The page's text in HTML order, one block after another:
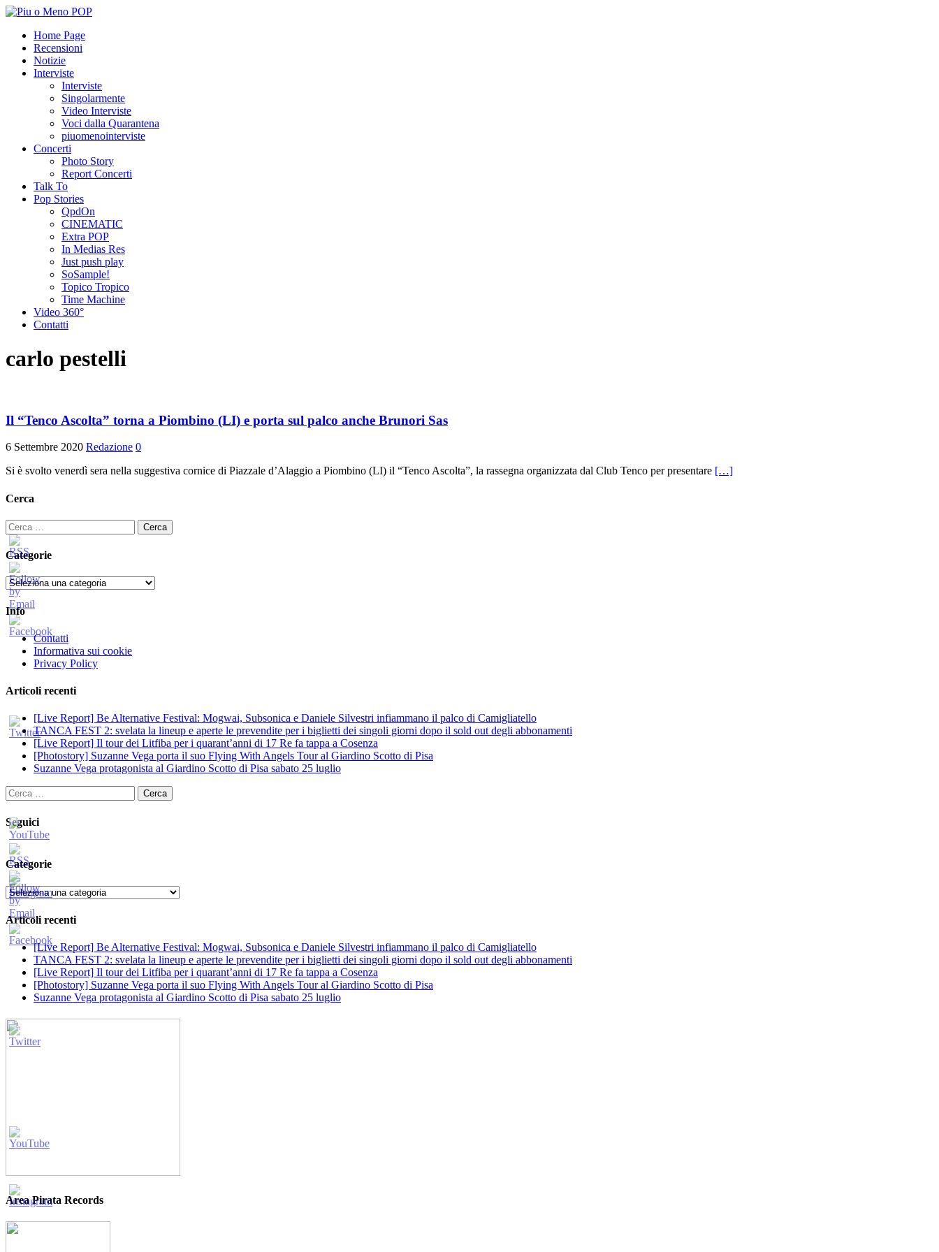
Home Page
Recensioni
Notizie
Interviste
Interviste
Singolarmente
Video Interviste
Voci dalla Quarantena
piuomenointerviste
Concerti
Photo Story
Report Concerti
Talk To
Pop Stories
QpdOn
CINEMATIC
Extra POP
In Medias Res
Just push play
SoSample!
Topico Tropico
Time Machine
Video 360°
Contatti
carlo pestelli
Il “Tenco Ascolta” torna a Piombino (LI) e porta sul palco anche Brunori Sas
6 Settembre 2020 Redazione 0
Si è svolto venerdì sera nella suggestiva cornice di Piazzale d’Alaggio a Piombino (LI) il “Tenco Ascolta”, la rassegna organizzata dal Club Tenco per presentare […]
Cerca
Ricerca
per:
Categorie
Categorie
Info
Contatti
Informativa sui cookie
Privacy Policy
Articoli recenti
[Live Report] Be Alternative Festival: Mogwai, Subsonica e Daniele Silvestri infiammano il palco di Camigliatello
TANCA FEST 2: svelata la lineup e aperte le prevendite per i biglietti dei singoli giorni dopo il sold out degli abbonamenti
[Live Report] Il tour dei Litfiba per i quarant’anni di 17 Re fa tappa a Cosenza
[Photostory] Suzanne Vega porta il suo Flying With Angels Tour al Giardino Scotto di Pisa
Suzanne Vega protagonista al Giardino Scotto di Pisa sabato 25 luglio
Ricerca
per:
Seguici
Categorie
Categorie
Articoli recenti
[Live Report] Be Alternative Festival: Mogwai, Subsonica e Daniele Silvestri infiammano il palco di Camigliatello
TANCA FEST 2: svelata la lineup e aperte le prevendite per i biglietti dei singoli giorni dopo il sold out degli abbonamenti
[Live Report] Il tour dei Litfiba per i quarant’anni di 17 Re fa tappa a Cosenza
[Photostory] Suzanne Vega porta il suo Flying With Angels Tour al Giardino Scotto di Pisa
Suzanne Vega protagonista al Giardino Scotto di Pisa sabato 25 luglio
Area Pirata Records